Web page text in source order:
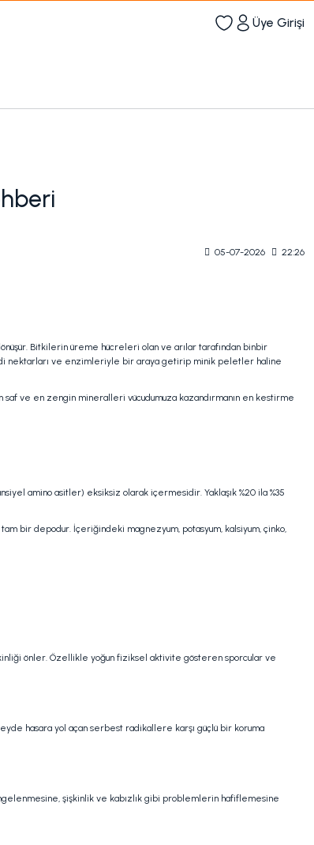
Üye Girişi
05-07-2026 22:26
Bitkilerin üreme hücreleri olan ve arılar tarafından binbir
nektarları ve enzimleriyle bir araya getirip minik peletler haline
ve en zengin mineralleri vücudumuza kazandırmanın en kestirme
amino asitler) eksiksiz olarak içermesidir. Yaklaşık %20 ila %35
bir depodur. İçeriğindeki magnezyum, potasyum, kalsiyum, çinko,
önler. Özellikle yoğun fiziksel aktivite gösteren sporcular ve
hasara yol açan serbest radikallere karşı güçlü bir koruma
şişkinlik ve kabızlık gibi problemlerin hafiflemesine